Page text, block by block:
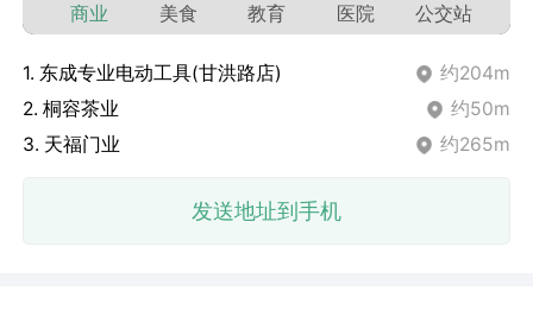
商业 美食 教育 医院 公交站
1. 东成专业电动工具(甘洪路店)
约204m
2. 桐容茶业
约50m
3. 天福门业
约265m
发送地址到手机